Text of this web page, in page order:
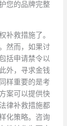
您的品牌完整
补救措施了。
然而，如果讨
括申请禁令以
外，寻求金钱
样重要的是考
案可以提供快
律补救措施都
化策略。咨询